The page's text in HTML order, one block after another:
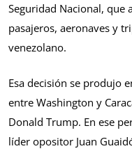
Seguridad Nacional, que
pasajeros, aeronaves y
venezolano.
Esa decisión se produjo
entre Washington y
Donald Trump. En ese
líder opositor Juan